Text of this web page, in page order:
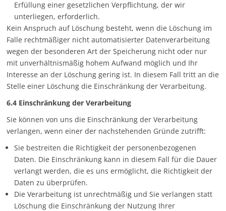
Erfüllung einer gesetzlichen Verpflichtung, der wir
unterliegen, erforderlich.
Kein Anspruch auf Löschung besteht, wenn die Löschung im
Falle rechtmäßiger nicht automatisierter Datenverarbeitung
wegen der besonderen Art der Speicherung nicht oder nur
mit unverhältnismäßig hohem Aufwand möglich und Ihr
Interesse an der Löschung gering ist. In diesem Fall tritt an die
Stelle einer Löschung die Einschränkung der Verarbeitung.
6.4 Einschränkung der Verarbeitung
Sie können von uns die Einschränkung der Verarbeitung
verlangen, wenn einer der nachstehenden Gründe zutrifft:
Sie bestreiten die Richtigkeit der personenbezogenen
Daten. Die Einschränkung kann in diesem Fall für die Dauer
verlangt werden, die es uns ermöglicht, die Richtigkeit der
Daten zu überprüfen.
Die Verarbeitung ist unrechtmäßig und Sie verlangen statt
Löschung die Einschränkung der Nutzung Ihrer